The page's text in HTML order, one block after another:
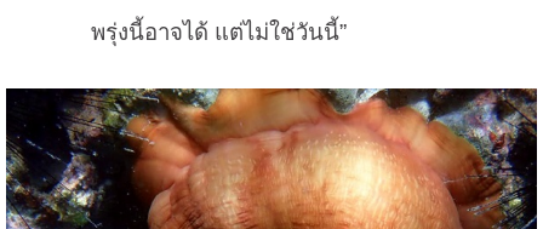
พรุ่งนี้อาจได้ แต่ไม่ใช่วันนี้”